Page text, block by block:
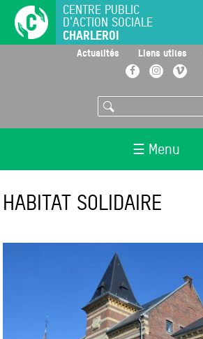
principal
CENTRE PUBLIC
D'ACTION SOCIALE
CHARLEROI
Actualités Liens utiles
FacebookInstagramVimeo
Rechercher
☰ Menu
HABITAT SOLIDAIRE